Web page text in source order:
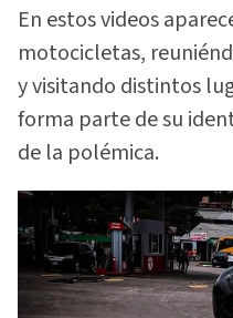
En estos videos
motocicletas,
y visitando distintos
forma parte de su
de la polémica.